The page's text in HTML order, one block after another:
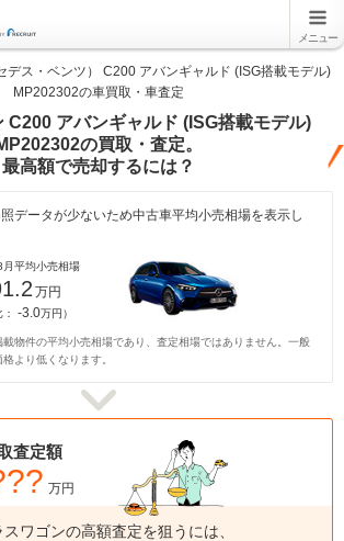
メニュー
デス・ベンツ） C200 アバンギャルド (ISG搭載モデル)
MP202302の車買取・車査定
C200 アバンギャルド (ISG搭載モデル)
の買取・査定。
最高額で売却するには？
データが少ないため中古車平均小売相場を表示し
平均小売相場
万円
： -3.0万円）
物件の平均小売相場であり、査定相場ではありません。一般
より低くなります。
査定額
万円
ワゴンの高額査定を狙うには、